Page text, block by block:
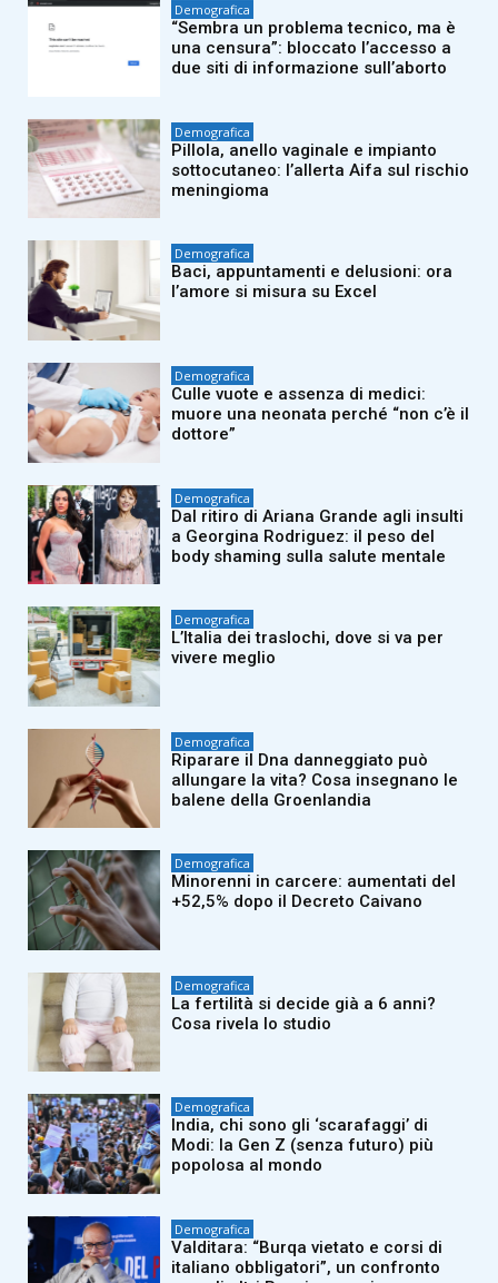
Demografica
“Sembra un problema tecnico, ma è
una censura”: bloccato l’accesso a
due siti di informazione sull’aborto
Demografica
Pillola, anello vaginale e impianto
sottocutaneo: l’allerta Aifa sul rischio
meningioma
Demografica
Baci, appuntamenti e delusioni: ora
l’amore si misura su Excel
Demografica
Culle vuote e assenza di medici:
muore una neonata perché “non c’è il
dottore”
Demografica
Dal ritiro di Ariana Grande agli insulti
a Georgina Rodriguez: il peso del
body shaming sulla salute mentale
Demografica
L’Italia dei traslochi, dove si va per
vivere meglio
Demografica
Riparare il Dna danneggiato può
allungare la vita? Cosa insegnano le
balene della Groenlandia
Demografica
Minorenni in carcere: aumentati del
+52,5% dopo il Decreto Caivano
Demografica
La fertilità si decide già a 6 anni?
Cosa rivela lo studio
Demografica
India, chi sono gli ‘scarafaggi’ di
Modi: la Gen Z (senza futuro) più
popolosa al mondo
Demografica
Valditara: “Burqa vietato e corsi di
italiano obbligatori”, un confronto